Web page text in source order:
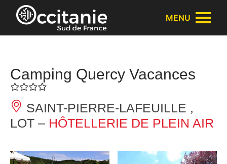
Panneau de gestion des cookies
MENU
Camping Quercy Vacances
SAINT-PIERRE-LAFEUILLE ,
LOT – HÔTELLERIE DE PLEIN AIR